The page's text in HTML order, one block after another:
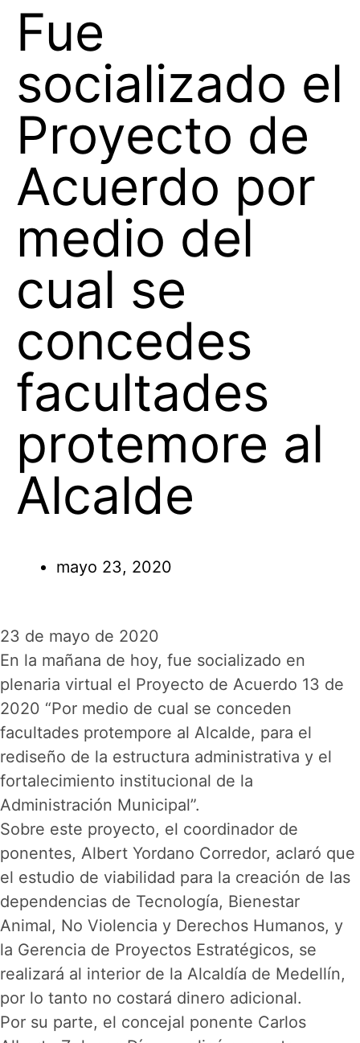
Fue
socializado el
Proyecto de
Acuerdo por
medio del
cual se
concedes
facultades
protemore al
Alcalde
mayo 23, 2020
23 de mayo de 2020
En la mañana de hoy, fue socializado en
plenaria virtual el Proyecto de Acuerdo 13 de
2020 “Por medio de cual se conceden
facultades protempore al Alcalde, para el
rediseño de la estructura administrativa y el
fortalecimiento institucional de la
Administración Municipal”.
Sobre este proyecto, el coordinador de
ponentes, Albert Yordano Corredor, aclaró que
el estudio de viabilidad para la creación de las
dependencias de Tecnología, Bienestar
Animal, No Violencia y Derechos Humanos, y
la Gerencia de Proyectos Estratégicos, se
realizará al interior de la Alcaldía de Medellín,
por lo tanto no costará dinero adicional.
Por su parte, el concejal ponente Carlos